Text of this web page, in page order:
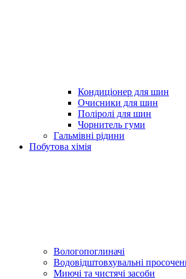
Кондиціонер для шин
Очисники для шин
Поліролі для шин
Чорнитель гуми
Гальмівні рідини
Побутова хімія
Вологопоглиначі
Водовідштовхувальні
Миючі та чистячі засоби